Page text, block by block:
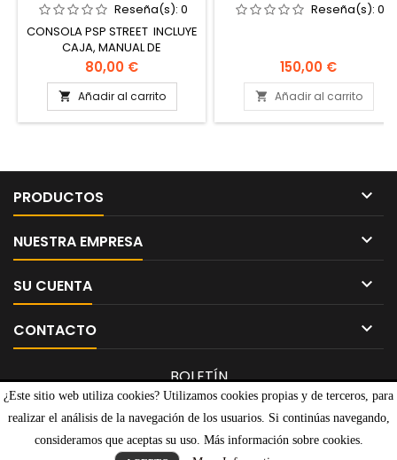
¿Este sitio web utiliza cookies? Utilizamos cookies propias y de terceros, para
realizar el análisis de la navegación de los usuarios. Si continúas navegando,
consideramos que aceptas su uso. Más información sobre cookies.
Reseña(s): 0
CONSOLA PSP STREET INCLUYE
CAJA, MANUAL DE
INSTRUCCIONES Y CARGADO
EN MUY BUEN ESTADO
Precio
80,00 €
 Añadir al carrito
Reseña(s): 0
Precio
150,00 €
 Añadir al carrito
PRODUCTOS 
NUESTRA EMPRESA 
SU CUENTA 
CONTACTO 
BOLETÍN